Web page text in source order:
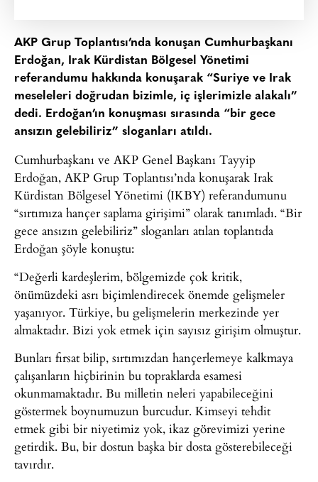
AKP Grup Toplantısı’nda konuşan Cumhurbaşkanı
Erdoğan, Irak Kürdistan Bölgesel Yönetimi
referandumu hakkında konuşarak “Suriye ve Irak
meseleleri doğrudan bizimle, iç işlerimizle alakalı”
dedi. Erdoğan’ın konuşması sırasında “bir gece
ansızın gelebiliriz” sloganları atıldı.
Cumhurbaşkanı ve AKP Genel Başkanı Tayyip
Erdoğan, AKP Grup Toplantısı’nda konuşarak Irak
Kürdistan Bölgesel Yönetimi (IKBY) referandumunu
“sırtımıza hançer saplama girişimi” olarak tanımladı. “Bir
gece ansızın gelebiliriz” sloganları atılan toplantıda
Erdoğan şöyle konuştu:
“Değerli kardeşlerim, bölgemizde çok kritik,
önümüzdeki asrı biçimlendirecek önemde gelişmeler
yaşanıyor. Türkiye, bu gelişmelerin merkezinde yer
almaktadır. Bizi yok etmek için sayısız girişim olmuştur.
Bunları fırsat bilip, sırtımızdan hançerlemeye kalkmaya
çalışanların hiçbirinin bu topraklarda esamesi
okunmamaktadır. Bu milletin neleri yapabileceğini
göstermek boynumuzun burcudur. Kimseyi tehdit
etmek gibi bir niyetimiz yok, ikaz görevimizi yerine
getirdik. Bu, bir dostun başka bir dosta gösterebileceği
tavırdır.